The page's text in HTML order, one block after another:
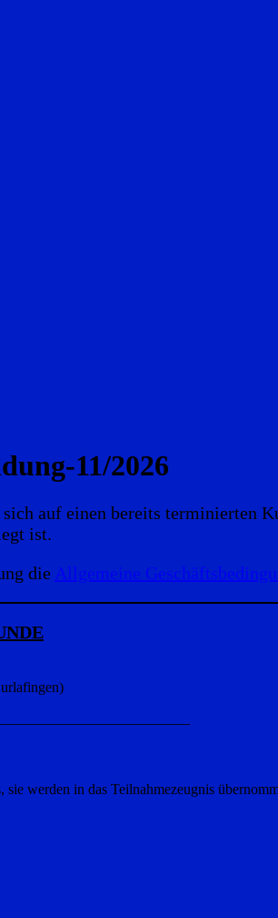
11/2026
auf einen bereits terminierten
ist.
die Allgemeine
werden in das Teilnahmezeugnis